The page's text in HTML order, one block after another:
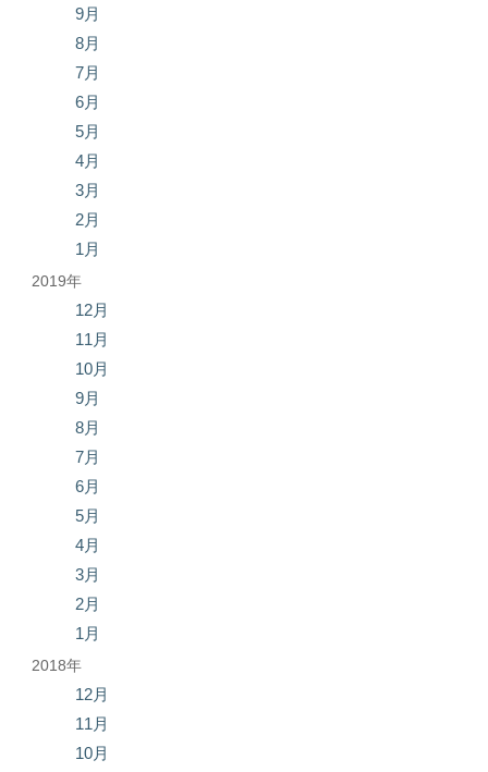
9月
8月
7月
6月
5月
4月
3月
2月
1月
2019年
12月
11月
10月
9月
8月
7月
6月
5月
4月
3月
2月
1月
2018年
12月
11月
10月